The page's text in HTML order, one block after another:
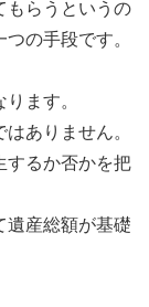
もらうというの
の手段です。
ます。
ありません。
するか否かを把
遺産総額が基礎